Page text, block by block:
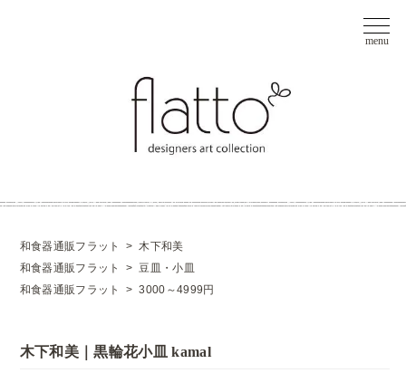
和食器通販フラット >木下和美
和食器通販フラット
>豆皿・小皿
和食器通販フラット
>3000～4999円
木下和美｜黒輪花小皿 kamal